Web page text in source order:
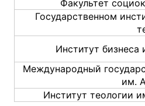
Факультет
Государственном
Институт
Международный
им.
Институт теологии